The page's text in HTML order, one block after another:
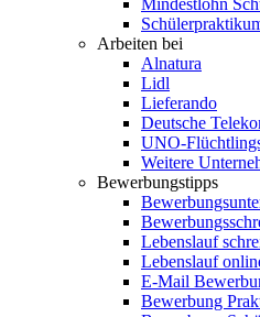
Mindestlohn
Arbeiten bei
Alnatura
Lidl
Lieferando
Deutsche
UNO-
Weitere
Bewerbungstipps
Lebenslauf
Lebenslauf
E-Mail
Bewerbung